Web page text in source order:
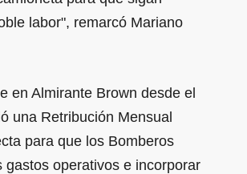
labor", remarcó Mariano
en Almirante Brown desde el
una Retribución Mensual
para que los Bomberos
gastos operativos e incorporar